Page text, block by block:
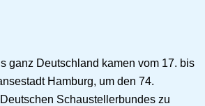
ganz Deutschland kamen vom 17. bis
Hamburg, um den 74.
Schaustellerbundes zu